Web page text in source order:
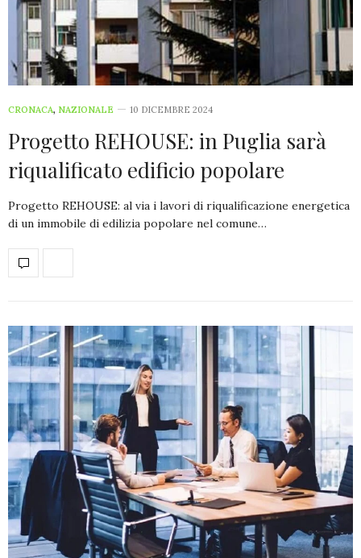
CRONACA, NAZIONALE 10 DICEMBRE 2024
Progetto REHOUSE: in Puglia sarà
riqualificato edificio popolare
Progetto REHOUSE: al via i lavori di riqualificazione energetica
di un immobile di edilizia popolare nel comune…